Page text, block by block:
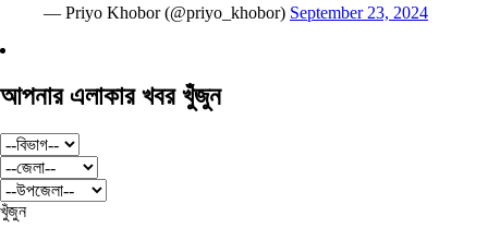
— Priyo Khobor (@priyo_khobor) September 23, 2024
আপনার এলাকার খবর খুঁজুন
খুঁজুন